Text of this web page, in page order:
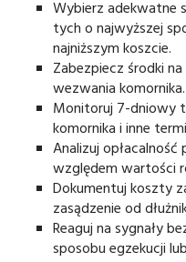
Wybierz adekwatne
tych o najwyższej
najniższym koszcie.
Zabezpiecz środki
wezwania komornika.
Monitoruj 7-dniowy
komornika i inne
Analizuj opłacalność
względem wartości
Dokumentuj koszty
zasądzenie od
Reaguj na sygnały
sposobu egzekucji